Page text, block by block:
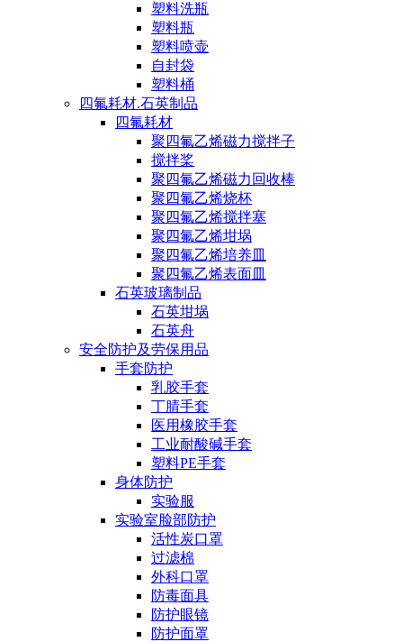
塑料洗瓶
塑料瓶
塑料喷壶
自封袋
塑料桶
四氟耗材.石英制品
四氟耗材
聚四氟乙烯磁力搅拌子
搅拌桨
聚四氟乙烯磁力回收棒
聚四氟乙烯烧杯
聚四氟乙烯搅拌塞
聚四氟乙烯坩埚
聚四氟乙烯培养皿
聚四氟乙烯表面皿
石英玻璃制品
石英坩埚
石英舟
安全防护及劳保用品
手套防护
乳胶手套
丁腈手套
医用橡胶手套
工业耐酸碱手套
塑料PE手套
身体防护
实验服
实验室脸部防护
活性炭口罩
过滤棉
外科口罩
防毒面具
防护眼镜
防护面罩